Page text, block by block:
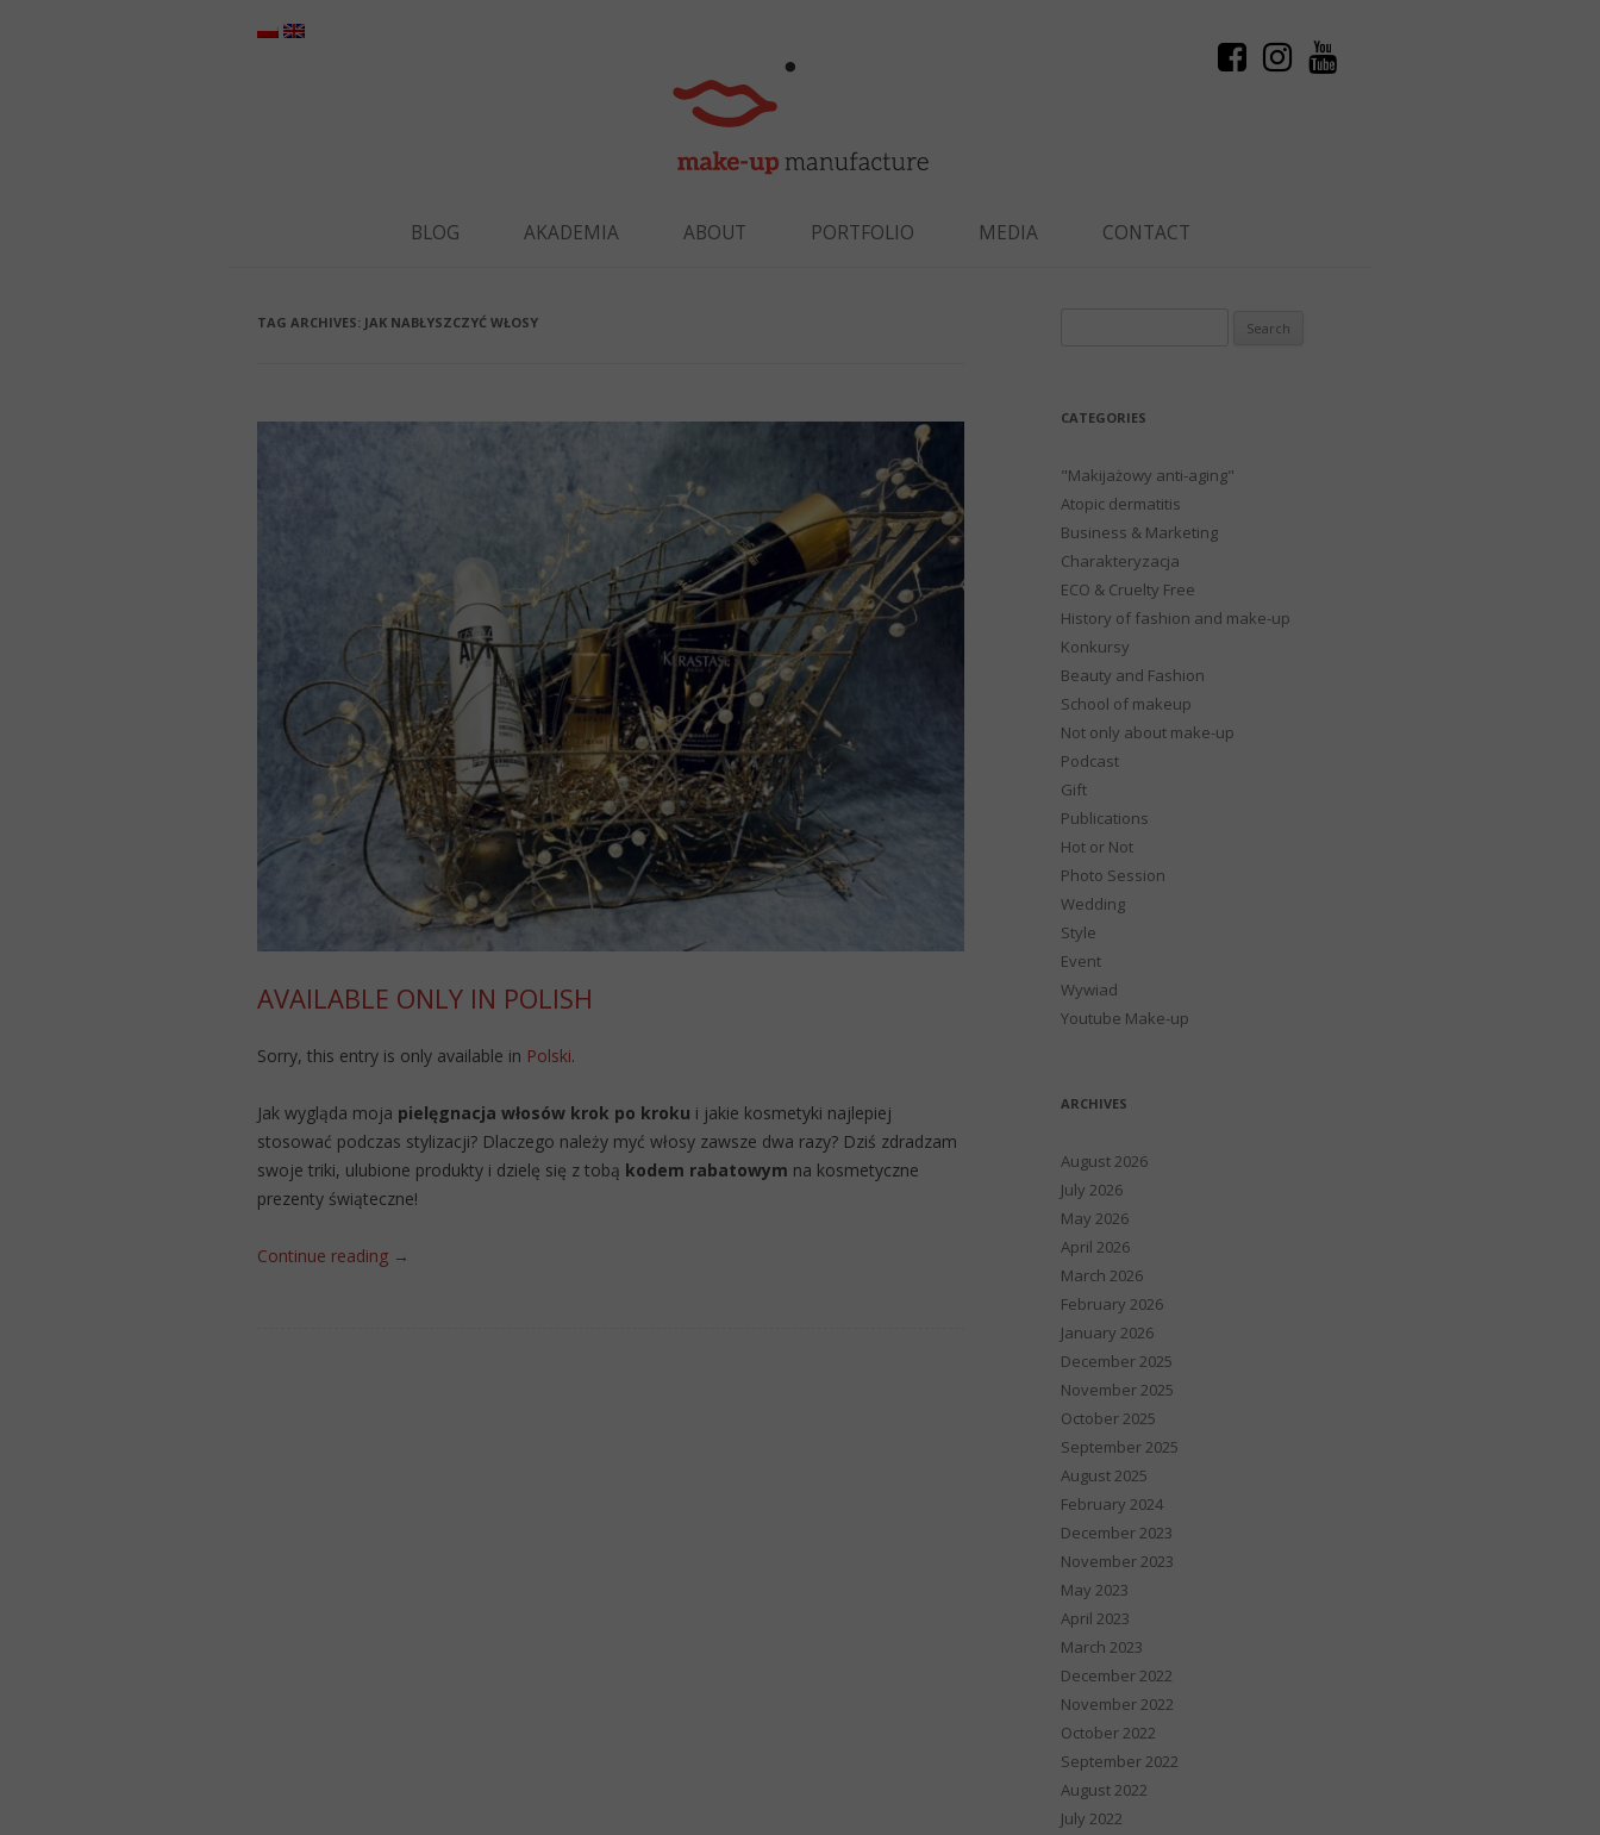
BLOG AKADEMIA ABOUT PORTFOLIO MEDIA CONTACT
TAG ARCHIVES: JAK NABŁYSZCZYĆ WŁOSY
AVAILABLE ONLY IN POLISH
Sorry, this entry is only available in Polski.
Jak wygląda moja pielęgnacja włosów krok po kroku i jakie kosmetyki najlepiej
stosować podczas stylizacji? Dlaczego należy myć włosy zawsze dwa razy? Dziś zdradzam
swoje triki, ulubione produkty i dzielę się z tobą kodem rabatowym na kosmetyczne
prezenty świąteczne!
Continue reading →
CATEGORIES
"Makijażowy anti-aging"
Atopic dermatitis
Business & Marketing
Charakteryzacja
ECO & Cruelty Free
History of fashion and make-up
Konkursy
Beauty and Fashion
School of makeup
Not only about make-up
Podcast
Gift
Publications
Hot or Not
Photo Session
Wedding
Style
Event
Wywiad
Youtube Make-up
ARCHIVES
August 2026
July 2026
May 2026
April 2026
March 2026
February 2026
January 2026
December 2025
November 2025
October 2025
September 2025
August 2025
February 2024
December 2023
November 2023
May 2023
April 2023
March 2023
December 2022
November 2022
October 2022
September 2022
August 2022
July 2022